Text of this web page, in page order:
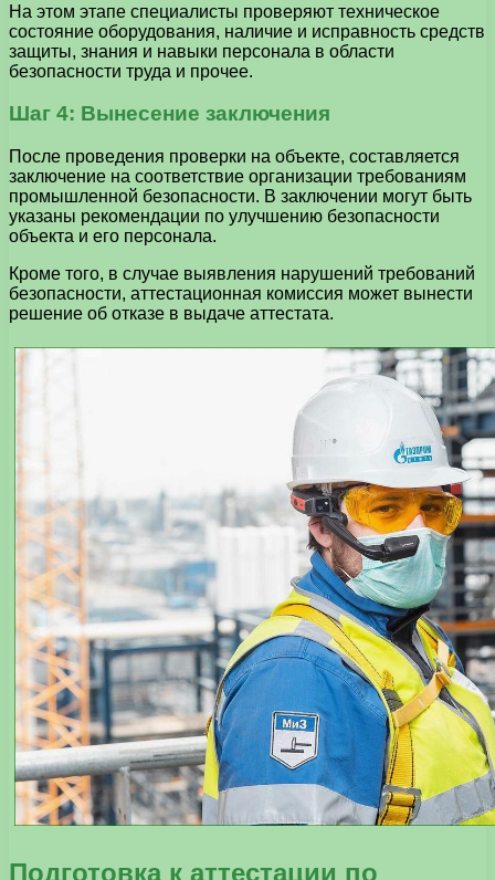
На этом этапе специалисты проверяют техническое
состояние оборудования, наличие и исправность средств
защиты, знания и навыки персонала в области
безопасности труда и прочее.
Шаг 4: Вынесение заключения
После проведения проверки на объекте, составляется
заключение на соответствие организации требованиям
промышленной безопасности. В заключении могут быть
указаны рекомендации по улучшению безопасности
объекта и его персонала.
Кроме того, в случае выявления нарушений требований
безопасности, аттестационная комиссия может вынести
решение об отказе в выдаче аттестата.
Подготовка к аттестации по